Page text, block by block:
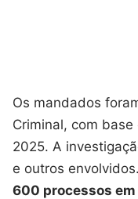
Os mandados
Criminal, com
2025. A
e outros
600 processos